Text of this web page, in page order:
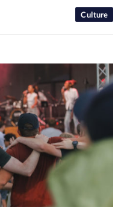
Culture